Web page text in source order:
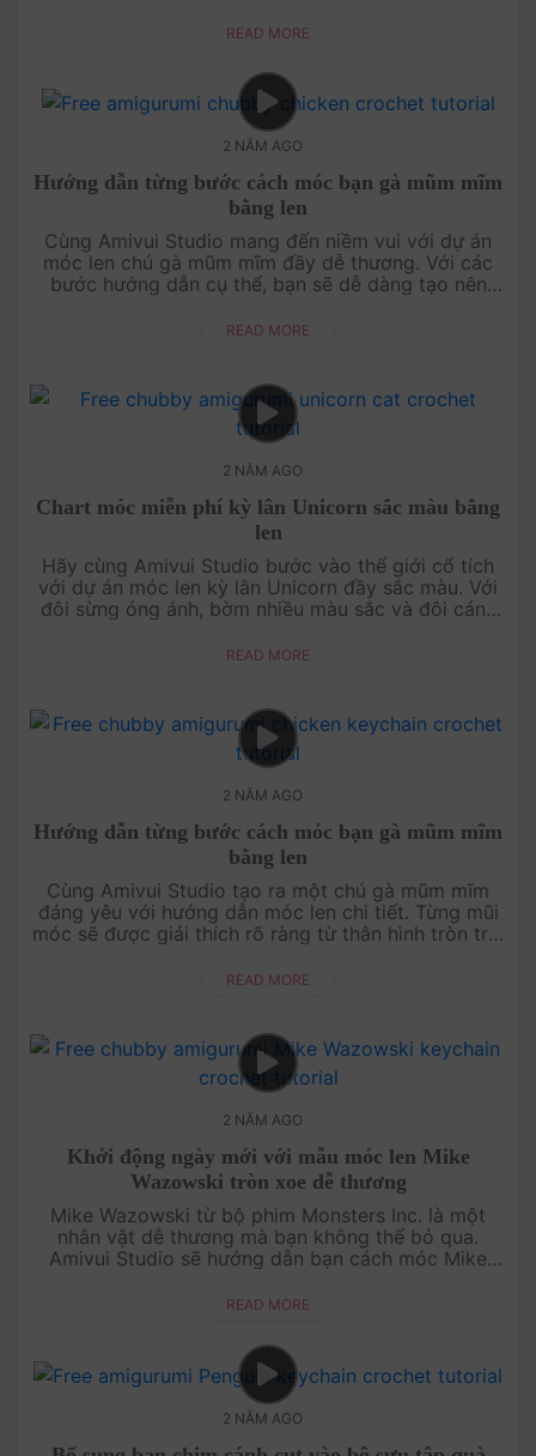
đến chân ngắn mập....
READ MORE
2 NĂM AGO
Hướng dẫn từng bước cách móc bạn gà mũm mĩm
bằng len
Cùng Amivui Studio mang đến niềm vui với dự án
móc len chú gà mũm mĩm đầy dễ thương. Với các
bước hướng dẫn cụ thể, bạn sẽ dễ dàng tạo nên
xinh, và gương mặt cực kỳ đán....
READ MORE
2 NĂM AGO
Chart móc miễn phí kỳ lân Unicorn sắc màu bằng
len
Hãy cùng Amivui Studio bước vào thế giới cổ tích
với dự án móc len kỳ lân Unicorn đầy sắc màu. Với
đôi sừng óng ánh, bờm nhiều màu sắc và đôi cánh
chơi hoặc v....
READ MORE
2 NĂM AGO
Hướng dẫn từng bước cách móc bạn gà mũm mĩm
bằng len
Cùng Amivui Studio tạo ra một chú gà mũm mĩm
đáng yêu với hướng dẫn móc len chi tiết. Từng mũi
móc sẽ được giải thích rõ ràng từ thân hình tròn trịa
thương mà còn là một ....
READ MORE
2 NĂM AGO
Khởi động ngày mới với mẫu móc len Mike
Wazowski tròn xoe dễ thương
Mike Wazowski từ bộ phim Monsters Inc. là một
nhân vật dễ thương mà bạn không thể bỏ qua.
Amivui Studio sẽ hướng dẫn bạn cách móc Mike
khởi động ngày mới với sự sáng tạo ....
READ MORE
2 NĂM AGO